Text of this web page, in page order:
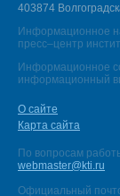
403874
Информационное
пресс–центр
Информационное
информационный
О сайте
Карта сайта
По вопросам
webmaster@kti.ru
Официальный